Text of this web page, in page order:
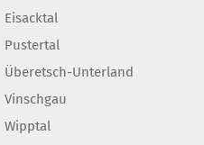
Eisacktal
Pustertal
Überetsch-Unterland
Vinschgau
Wipptal